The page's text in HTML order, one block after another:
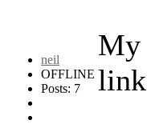
neil
OFFLINE
Posts: 7
My